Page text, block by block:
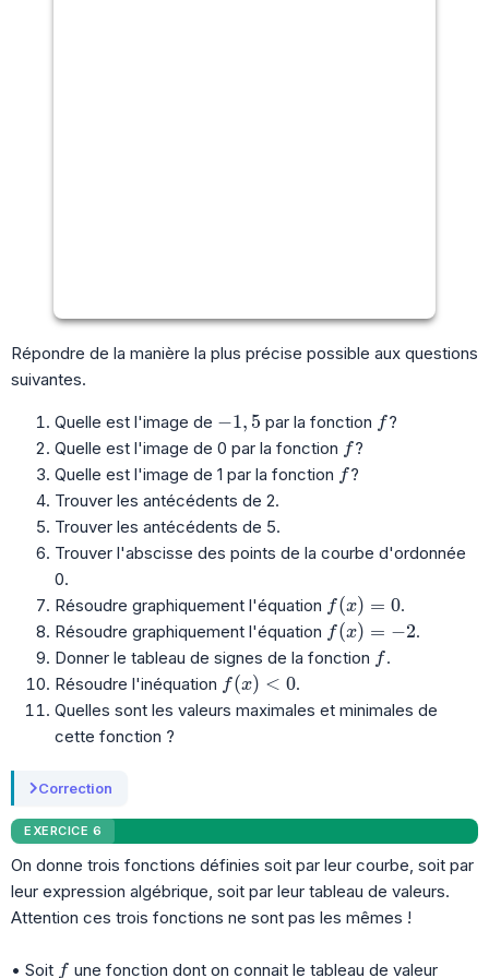
Répondre de la manière la plus précise possible aux questions
suivantes.
Quelle est l'image de -1,5
−1, 5 par la fonction ff?
Quelle est l'image de 0 par la fonction ff?
Quelle est l'image de 1 par la fonction ff?
Trouver les antécédents de 2.
Trouver les antécédents de 5.
Trouver l'abscisse des points de la courbe d'ordonnée
0.
Résoudre graphiquement l'équation f(x)= 0
f(x) = 0.
Résoudre graphiquement l'équation f(x)=-2
f(x) = −2.
Donner le tableau de signes de la fonction ff.
Résoudre l'inéquation f(x)<0
f(x) < 0.
Quelles sont les valeurs maximales et minimales de
cette fonction ?
Correction
EXERCICE 6
On donne trois fonctions définies soit par leur courbe, soit par
leur expression algébrique, soit par leur tableau de valeurs.
Attention ces trois fonctions ne sont pas les mêmes !
• Soit ff une fonction dont on connait le tableau de valeur